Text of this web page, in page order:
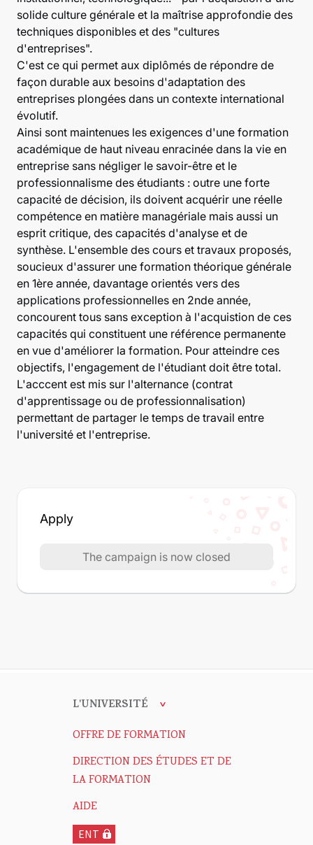
solide culture générale et la maîtrise approfondie des
techniques disponibles et des "cultures
d'entreprises".
C'est ce qui permet aux diplômés de répondre de
façon durable aux besoins d'adaptation des
entreprises plongées dans un contexte international
évolutif.
Ainsi sont maintenues les exigences d'une formation
académique de haut niveau enracinée dans la vie en
entreprise sans négliger le savoir-être et le
professionnalisme des étudiants : outre une forte
capacité de décision, ils doivent acquérir une réelle
compétence en matière managériale mais aussi un
esprit critique, des capacités d'analyse et de
synthèse. L'ensemble des cours et travaux proposés,
soucieux d'assurer une formation théorique générale
en 1ère année, davantage orientés vers des
applications professionnelles en 2nde année,
concourent tous sans exception à l'acquistion de ces
capacités qui constituent une référence permanente
en vue d'améliorer la formation. Pour atteindre ces
objectifs, l'engagement de l'étudiant doit être total.
L'acccent est mis sur l'alternance (contrat
d'apprentissage ou de professionnalisation)
permettant de partager le temps de travail entre
l'université et l'entreprise.
Apply
The campaign is now closed
L'UNIVERSITÉ
OFFRE DE FORMATION
DIRECTION DES ÉTUDES ET DE
LA FORMATION
AIDE
ENT